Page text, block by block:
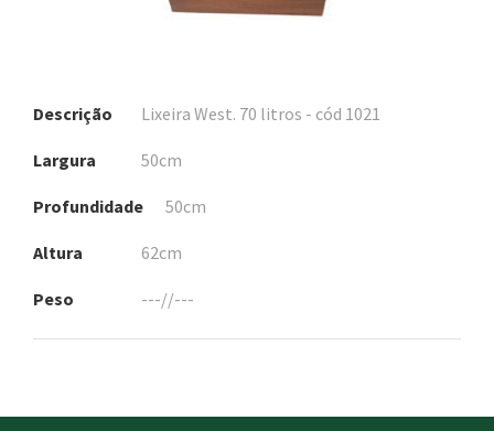
Descrição Lixeira West. 70 litros - cód 1021
Largura 50cm
Profundidade 50cm
Altura 62cm
Peso ---//---